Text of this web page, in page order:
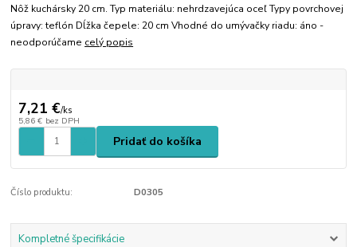
Nôž kuchársky 20 cm. Typ materiálu: nehrdzavejúca oceľ Typy povrchovej
úpravy: teflón Dĺžka čepele: 20 cm Vhodné do umývačky riadu: áno -
neodporúčame celý popis
7,21 €/ks
5,86 € bez DPH
Pridať do košíka
Číslo produktu: D0305
Kompletné špecifikácie